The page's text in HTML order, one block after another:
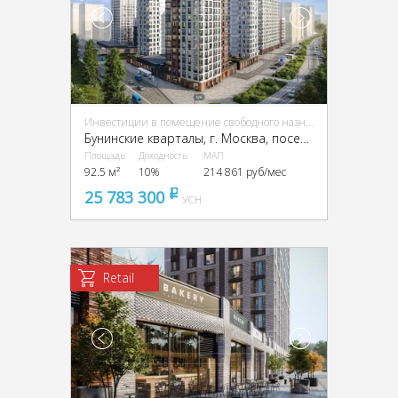
Инвестиции в помещение свободного назначения (ПСН)
Площадь
92.5 м²
Доходность
10%
МАП
214 861 руб/мес
25 783 300 pуб
УСН
Retail